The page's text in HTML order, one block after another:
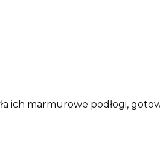
ich marmurowe podłogi,